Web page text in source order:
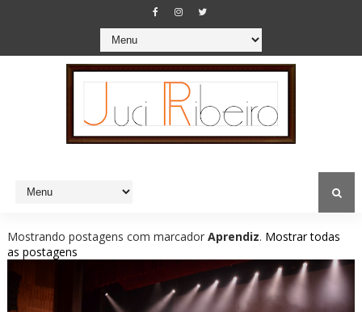
Mostrando postagens com marcador Aprendiz. Mostrar todas
as postagens